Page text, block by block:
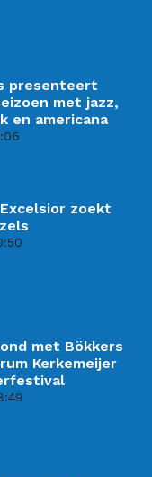
presenteert
met jazz,
en americana
zoekt
met Bökkers
Kerkemeijer